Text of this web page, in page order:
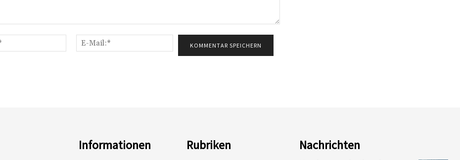
Name:*
Mail:*
Informationen Rubriken Nachrichten